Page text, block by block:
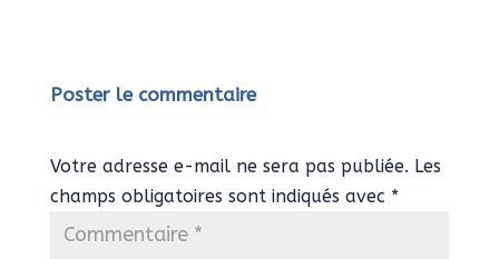
Poster le commentaire
Votre adresse e-mail ne sera pas publiée. Les
champs obligatoires sont indiqués avec *